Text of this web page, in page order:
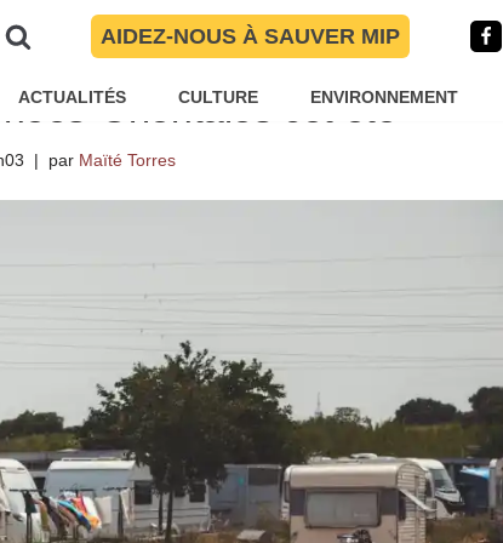
AIDEZ-NOUS À SAUVER MIP
ACTUALITÉS CULTURE ENVIRONNEMENT
pour accueillir les gens du
Orientales cet été
par Maïté Torres